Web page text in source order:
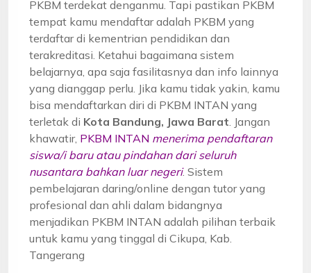
PKBM terdekat denganmu. Tapi pastikan PKBM
tempat kamu mendaftar adalah PKBM yang
terdaftar di kementrian pendidikan dan
terakreditasi. Ketahui bagaimana sistem
belajarnya, apa saja fasilitasnya dan info lainnya
yang dianggap perlu. Jika kamu tidak yakin, kamu
bisa mendaftarkan diri di PKBM INTAN yang
terletak di Kota Bandung, Jawa Barat . Jangan
khawatir, PKBM INTAN menerima pendaftaran
siswa/i baru atau pindahan dari seluruh
nusantara bahkan luar negeri. Sistem
pembelajaran daring/online dengan tutor yang
profesional dan ahli dalam bidangnya
menjadikan PKBM INTAN adalah pilihan terbaik
untuk kamu yang tinggal di Cikupa, Kab.
Tangerang